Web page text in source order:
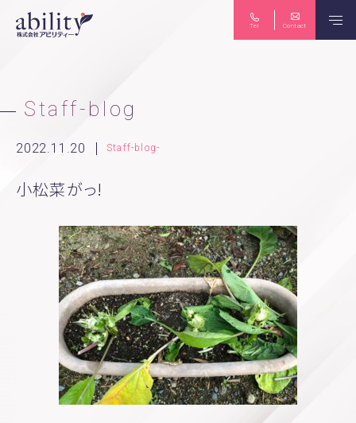
Tel Contact
保険のご相談 ライフプラン
生命保険・損害保険
個人向け マネーセミナー 法人向け 労務セミナー
News Seminar Abittoku-news
Yuko-tubuyaki
Staff-blog
Pinkribbon Voice
Staff-blog
2022.11.20 Staff-blog-
小松菜がっ!